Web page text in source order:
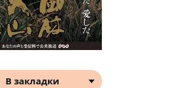
В закладки